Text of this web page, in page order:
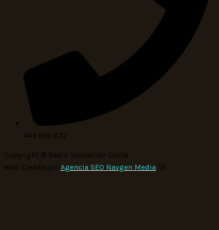
443 690 872
Copyright © Radio Sensación Costa
Web Creada por Agencia SEO Navgen Media 🚀